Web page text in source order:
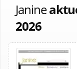
Janine
2026